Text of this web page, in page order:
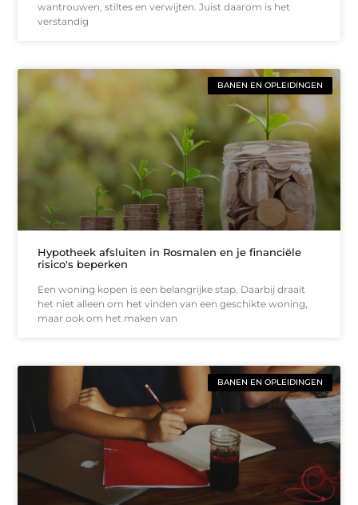
wantrouwen, stiltes en verwijten. Juist daarom is het
verstandig
BANEN EN OPLEIDINGEN
Hypotheek afsluiten in Rosmalen en je financiële
risico's beperken
Een woning kopen is een belangrijke stap. Daarbij draait
het niet alleen om het vinden van een geschikte woning,
maar ook om het maken van
BANEN EN OPLEIDINGEN